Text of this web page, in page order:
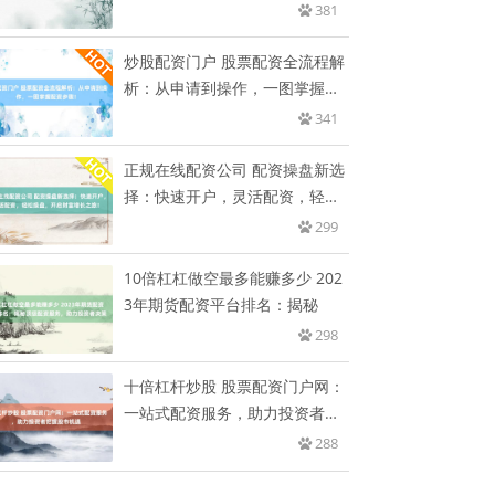
381
炒股配资门户 股票配资全流程解
析：从申请到操作，一图掌握配
341
正规在线配资公司 配资操盘新选
择：快速开户，灵活配资，轻松
299
10倍杠杠做空最多能赚多少 202
3年期货配资平台排名：揭秘
298
十倍杠杆炒股 股票配资门户网：
一站式配资服务，助力投资者把
288